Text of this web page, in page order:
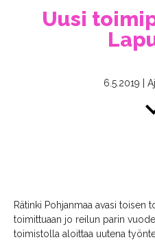
Uusi
6.5.2019
Rätinki Pohjanmaa avasi toisen
toimittuaan jo reilun parin
toimistolla aloittaa uutena